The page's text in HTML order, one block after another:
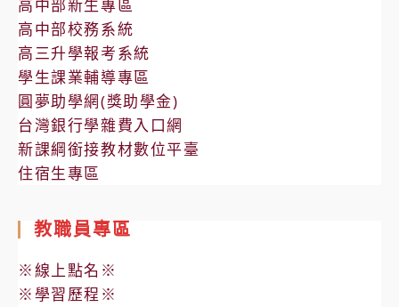
果
高中部新生專區
高中部校務系統
高三升學報考系統
學生課業輔導專區
圓夢助學網(獎助學金)
台灣銀行學雜費入口網
新課綱銜接教材數位平臺
住宿生專區
教職員專區
※線上點名※
※學習歷程※